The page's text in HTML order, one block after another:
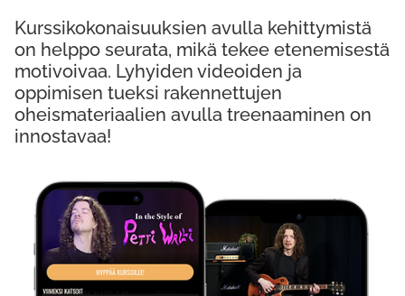
Kurssikokonaisuuksien avulla kehittymistä
on helppo seurata, mikä tekee etenemisestä
motivoivaa. Lyhyiden videoiden ja
oppimisen tueksi rakennettujen
oheismateriaalien avulla treenaaminen on
innostavaa!